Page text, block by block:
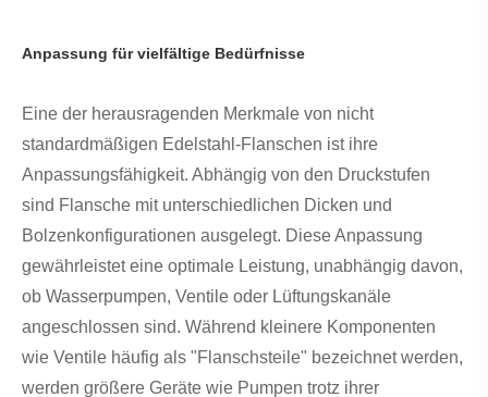
Anpassung für vielfältige Bedürfnisse
Eine der herausragenden Merkmale von nicht
standardmäßigen Edelstahl-Flanschen ist ihre
Anpassungsfähigkeit. Abhängig von den Druckstufen
sind Flansche mit unterschiedlichen Dicken und
Bolzenkonfigurationen ausgelegt. Diese Anpassung
gewährleistet eine optimale Leistung, unabhängig davon,
ob Wasserpumpen, Ventile oder Lüftungskanäle
angeschlossen sind. Während kleinere Komponenten
wie Ventile häufig als "Flanschsteile" bezeichnet werden,
werden größere Geräte wie Pumpen trotz ihrer